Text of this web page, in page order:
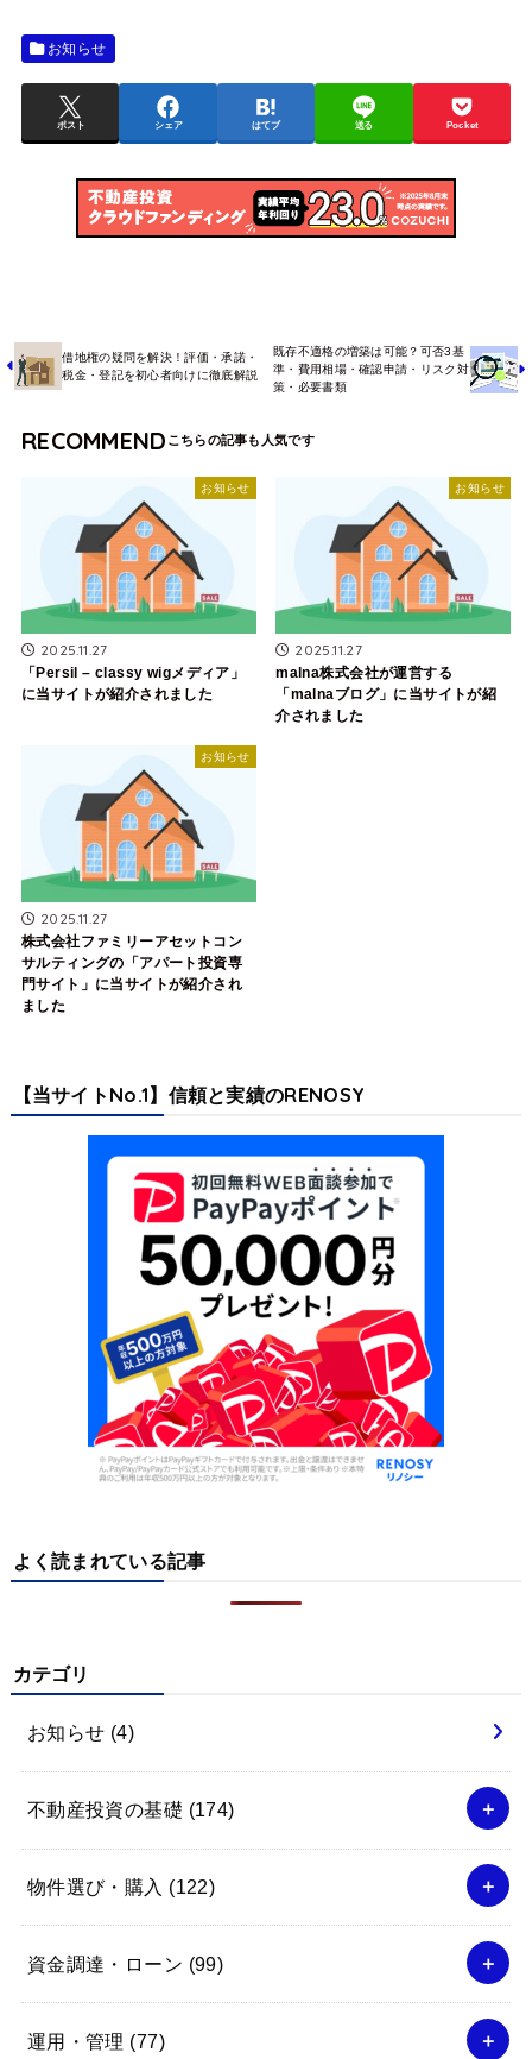
お知らせ
ポスト シェア はてブ 送る Pocket
借地権の疑問を解決！評価・承諾・
税金・登記を初心者向けに徹底解説
既存不適格の増築は可能？可否3基
準・費用相場・確認申請・リスク対
策・必要書類
RECOMMEND
お知らせ
2025.11.27
「Persil – classy wigメディア」
に当サイトが紹介されました
お知らせ
2025.11.27
malna株式会社が運営する
「malnaブログ」に当サイトが紹
介されました
お知らせ
2025.11.27
株式会社ファミリーアセットコン
サルティングの「アパート投資専
門サイト」に当サイトが紹介され
ました
【当サイトNo.1】信頼と実績のRENOSY
よく読まれている記事
カテゴリ
お知らせ (4)
不動産投資の基礎 (174)
物件選び・購入 (122)
資金調達・ローン (99)
運用・管理 (77)